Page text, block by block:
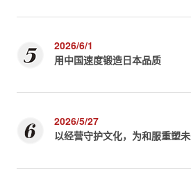
2026/6/1
用中国速度锻造日本品质
2026/5/27
以经营守护文化，为和服重塑